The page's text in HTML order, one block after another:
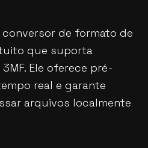
de formato de
que suporta
Ele oferece pré-
real e garante
arquivos localmente